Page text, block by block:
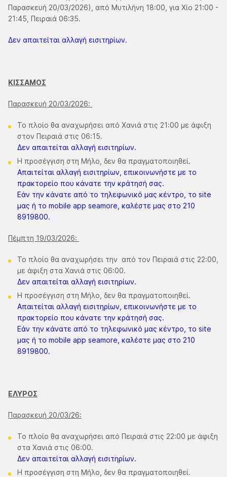
Παρασκευή 20/03/2026), από Μυτιλήνη 18:00, για Χίο 21:00 -
21:45, Πειραιά 06:35.
Δεν απαιτείται αλλαγή εισιτηρίων.
ΚΙΣΣΑΜΟΣ
Παρασκευή 20/03/2026:
Το πλοίο θα αναχωρήσει από Χανιά στις 21:00 με άφιξη
στον Πειραιά στις 06:15.
Δεν απαιτείται αλλαγή εισιτηρίων.
Η προσέγγιση στη Μήλο, δεν θα πραγματοποιηθεί.
Απαιτείται αλλαγή εισιτηρίων, επικοινωνήστε με το
πρακτορείο που κάνατε την κράτησή σας.
​Εάν την κάνατε από το τηλεφωνικό μας κέντρο, το site
μας ή το mobile app seamore, καλέστε μας στο 210
8919800.
Πέμπτη 19/03/2026:
Το πλοίο θα αναχωρήσει την από τον Πειραιά στις 22:00,
με άφιξη στα Χανιά στις 06:00.
Δεν απαιτείται αλλαγή εισιτηρίων.
Η προσέγγιση στη Μήλο, δεν θα πραγματοποιηθεί.
Απαιτείται αλλαγή εισιτηρίων, επικοινωνήστε με το
πρακτορείο που κάνατε την κράτησή σας.
Εάν την κάνατε από το τηλεφωνικό μας κέντρο, το site
μας ή το mobile app seamore, καλέστε μας στο 210
8919800.
ΕΛΥΡΟΣ
Παρασκευή 20/03/26:
Το πλοίο θα αναχωρήσει από Πειραιά στις 22:00 με άφιξη
στα Χανιά στις 06:00.
Δεν απαιτείται αλλαγή εισιτηρίων.
Η προσέγγιση στη Μήλο, δεν θα πραγματοποιηθεί.